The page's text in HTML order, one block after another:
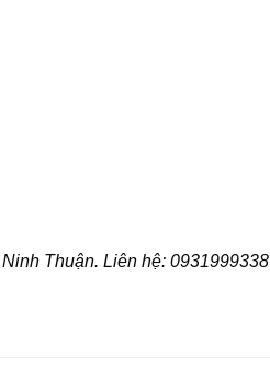
Thuận. Liên hệ: 0931999338